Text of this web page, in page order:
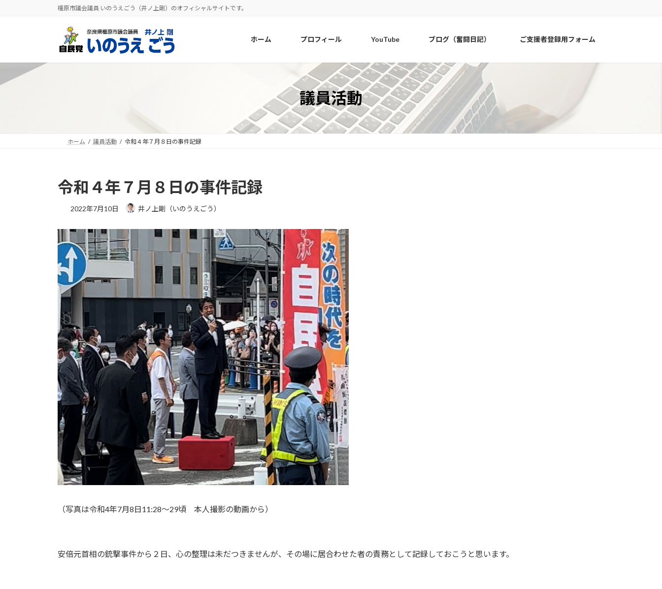
へ
キ
ョ
に
橿原市議会議員 いのうえごう（井ノ上剛）のオフィシャルサイトです。
ホーム プロフィール YouTube ブログ（奮闘日記） ご支援者登録用フォーム
議員活動
ホーム 議員活動 令和４年７月８日の事件記録
令和４年７月８日の事件記録
2022年7月10日 井ノ上剛（いのうえごう）
（写真は令和4年7月8日11:28～29頃 本人撮影の動画から）
安倍元首相の銃撃事件から２日、心の整理は未だつきませんが、その場に居合わせた者の責務として記録しておこうと思います。